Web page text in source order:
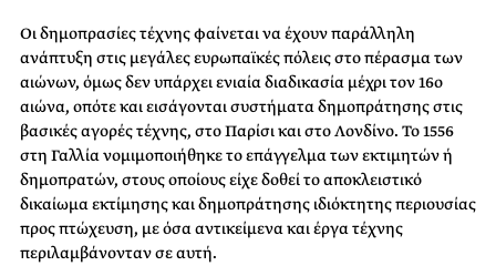
Οι δημοπρασίες τέχνης φαίνεται να έχουν παράλληλη
ανάπτυξη στις μεγάλες ευρωπαϊκές πόλεις στο πέρασμα των
αιώνων, όμως δεν υπάρχει ενιαία διαδικασία μέχρι τον 16ο
αιώνα, οπότε και εισάγονται συστήματα δημοπράτησης στις
βασικές αγορές τέχνης, στο Παρίσι και στο Λονδίνο. Το 1556
στη Γαλλία νομιμοποιήθηκε το επάγγελμα των εκτιμητών ή
δημοπρατών, στους οποίους είχε δοθεί το αποκλειστικό
δικαίωμα εκτίμησης και δημοπράτησης ιδιόκτητης περιουσίας
προς πτώχευση, με όσα αντικείμενα και έργα τέχνης
περιλαμβάνονταν σε αυτή.